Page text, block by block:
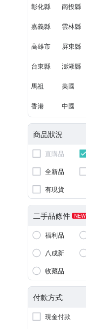
彰化縣 南投縣
嘉義縣 雲林縣
高雄市 屏東縣
台東縣 澎湖縣
馬祖 美國
香港 中國
商品狀況
直購品
全新品
有現貨
二手品條件 NEW
福利品
八成新
收藏品
付款方式
現金付款